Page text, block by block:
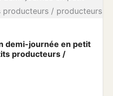
demi-journée en petit
producteurs /